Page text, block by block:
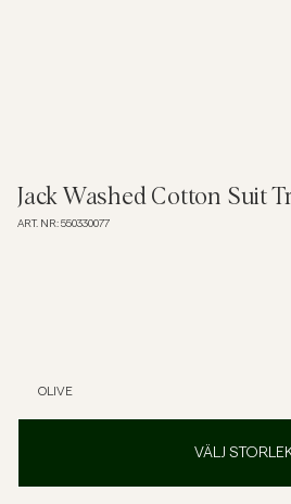
Skjortor
T-shirts
Underkläder
Jack Washed Cotton Suit
ART. NR: 550330077
OLIVE
VÄLJ